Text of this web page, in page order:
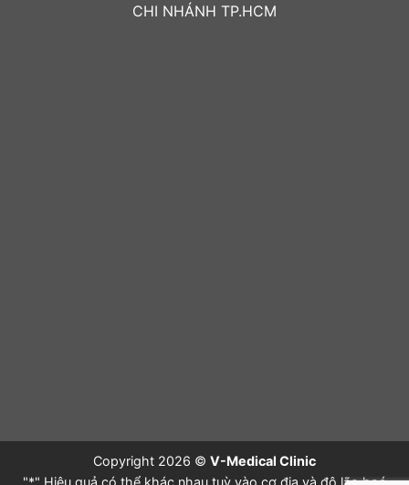
CHI NHÁNH TP.HCM
Copyright 2026 © V-Medical Clinic
"*" Hiệu quả có thể khác nhau tuỳ vào cơ địa và độ lão hoá